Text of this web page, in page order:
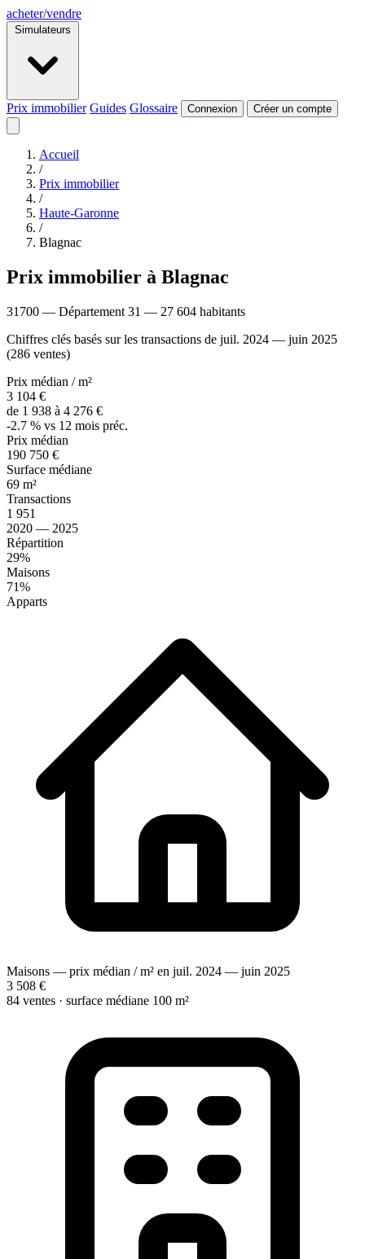
acheter/vendre
Simulateurs
Prix immobilier Guides Glossaire Connexion Créer un compte
Accueil
/
Prix immobilier
/
Haute-Garonne
/
Blagnac
Prix immobilier à Blagnac
31700 — Département 31 — 27 604 habitants
Chiffres clés basés sur les transactions de juil. 2024 — juin 2025
(286 ventes)
Prix médian / m²
3 104 €
de 1 938 à 4 276 €
-2.7 % vs 12 mois préc.
Prix médian
190 750 €
Surface médiane
69 m²
Transactions
1 951
2020 — 2025
Répartition
29%
Maisons
71%
Apparts
Maisons — prix médian / m² en juil. 2024 — juin 2025
3 508 €
84 ventes · surface médiane 100 m²